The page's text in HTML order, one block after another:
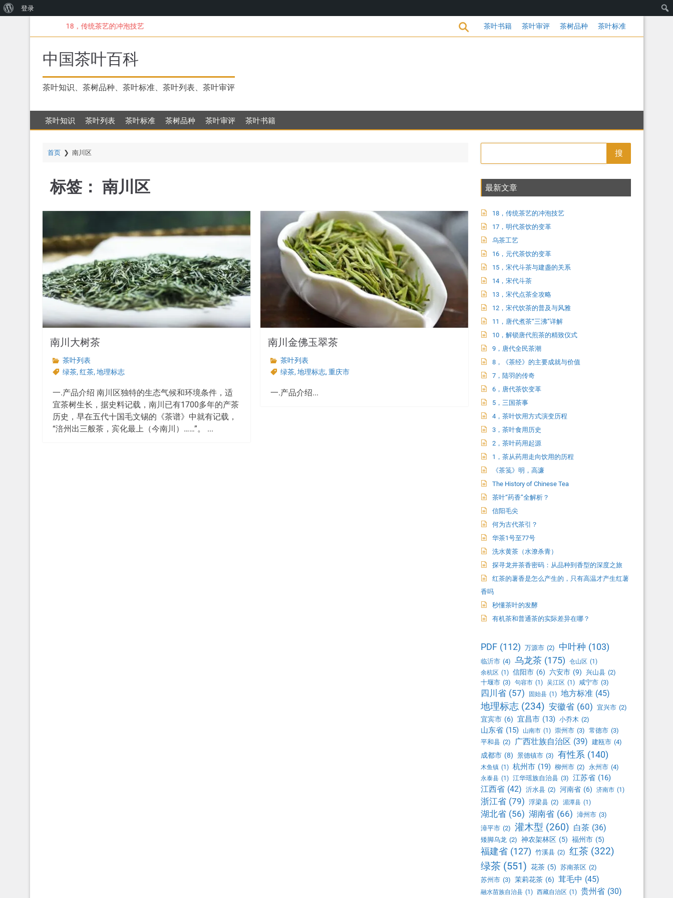
WordPress
登录
到
18，传统茶艺的冲泡技艺 17，明代茶饮的变革 茶叶书籍 茶叶审评 茶树品种 茶叶标准
中国茶叶百科
茶叶知识、茶树品种、茶叶标准、茶叶列表、茶叶审评
茶叶知识 茶叶列表 茶叶标准 茶树品种 茶叶审评 茶叶书籍
首页❯ 南川区
标签： 南川区
南川大树茶
茶叶列表
绿茶, 红茶, 地理标志
一.产品介绍 南川区独特的生态气候和环境条件，适
宜茶树生长，据史料记载，南川已有1700多年的产茶
历史，早在五代十国毛文锡的《茶谱》中就有记载，
“涪州出三般茶，宾化最上（今南川）……”。 ...
南川金佛玉翠茶
茶叶列表
绿茶, 地理标志, 重庆市
一.产品介绍...
搜
最新文章
18，传统茶艺的冲泡技艺
17，明代茶饮的变革
乌茶工艺
16，元代茶饮的变革
15，宋代斗茶与建盏的关系
14，宋代斗茶
13，宋代点茶全攻略
12，宋代饮茶的普及与风雅
11，唐代煮茶“三沸”详解
10，解锁唐代煎茶的精致仪式
9，唐代全民茶潮
8，《茶经》的主要成就与价值
7，陆羽的传奇
6，唐代茶饮变革
5，三国茶事
4，茶叶饮用方式演变历程
3，茶叶食用历史
2，茶叶药用起源
1，茶从药用走向饮用的历程
《茶笺》明，高濂
The History of Chinese Tea
茶叶“药香”全解析？
信阳毛尖
何为古代茶引？
华茶1号至77号
洗水黄茶（水潦杀青）
探寻龙井茶香密码：从品种到香型的深度之旅
红茶的薯香是怎么产生的，只有高温才产生红薯
香吗
秒懂茶叶的发酵
有机茶和普通茶的实际差异在哪？
PDF (112) 万源市 (2) 中叶种 (103)
临沂市 (4) 乌龙茶 (175) 仓山区 (1)
余杭区 (1) 信阳市 (6) 六安市 (9) 兴山县 (2)
十堰市 (3) 句容市 (1) 吴江区 (1) 咸宁市 (3)
四川省 (57) 固始县 (1) 地方标准 (45)
地理标志 (234) 安徽省 (60) 宜兴市 (2)
宜宾市 (6) 宜昌市 (13) 小乔木 (2)
山东省 (15) 山南市 (1) 崇州市 (3) 常德市 (3)
平和县 (2) 广西壮族自治区 (39) 建瓯市 (4)
成都市 (8) 景德镇市 (3) 有性系 (140)
木鱼镇 (1) 杭州市 (19) 柳州市 (2) 永州市 (4)
永泰县 (1) 江华瑶族自治县 (3) 江苏省 (16)
江西省 (42) 沂水县 (2) 河南省 (6) 济南市 (1)
浙江省 (79) 浮梁县 (2) 湄潭县 (1)
湖北省 (56) 湖南省 (66) 漳州市 (3)
漳平市 (2) 灌木型 (260) 白茶 (36)
矮脚乌龙 (2) 神农架林区 (5) 福州市 (5)
福建省 (127) 竹溪县 (2) 红茶 (322)
绿茶 (551) 花茶 (5) 苏南茶区 (2)
苏州市 (3) 茉莉花茶 (6) 茸毛中 (45)
融水苗族自治县 (1) 西藏自治区 (1) 贵州省 (30)